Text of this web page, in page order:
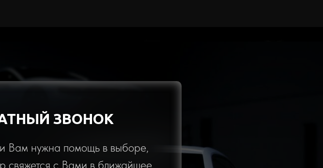
ЗВОНОК
Вам нужна помощь в выборе,
свяжется с Вами в ближайшее